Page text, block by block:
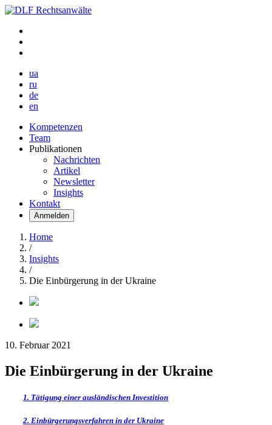
ua
ru
de
en
Kompetenzen
Team
Publikationen
Nachrichten
Artikel
Newsletter
Insights
Kontakt
Anmelden
Home
/
Insights
/
Die Einbürgerung in der Ukraine
10. Februar 2021
Die Einbürgerung in der Ukraine
1. Tätigung einer ausländischen Investition
2. Einbürgerungsverfahren in der Ukraine